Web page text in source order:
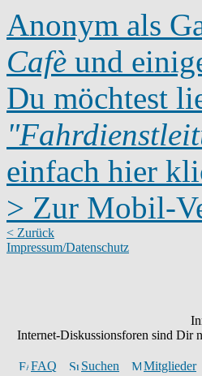
Anonym als
Cafè und
Du möchtest
einfach hier
> Zur Mobil-
< Zurück
Impressum/Datenschutz
Internet-Diskussionsforen sind Dir
FAQ Suchen Mitglieder